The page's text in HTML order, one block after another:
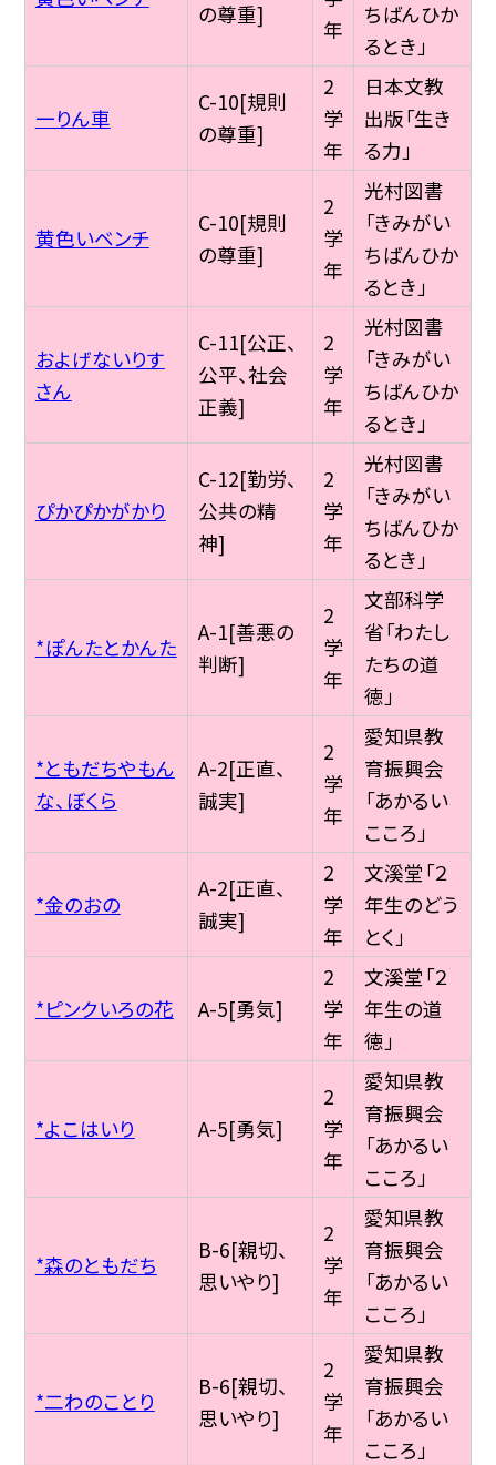
の尊重]
年
ちばんひか
るとき」
一りん車
C-10[規則
の尊重]
2
学
年
日本文教
出版「生き
る力」
黄色いベンチ
C-10[規則
の尊重]
2
学
年
光村図書
「きみがい
ちばんひか
るとき」
およげないりす
さん
C-11[公正、
公平、社会
正義]
2
学
年
光村図書
「きみがい
ちばんひか
るとき」
ぴかぴかがかり
C-12[勤労、
公共の精
神]
2
学
年
光村図書
「きみがい
ちばんひか
るとき」
*ぽんたとかんた
A-1[善悪の
判断]
2
学
年
文部科学
省「わたし
たちの道
徳」
*ともだちやもん
な、ぼくら
A-2[正直、
誠実]
2
学
年
愛知県教
育振興会
「あかるい
こころ」
*金のおの
A-2[正直、
誠実]
2
学
年
文溪堂「２
年生のどう
とく」
*ピンクいろの花 A-5[勇気]
2
学
年
文溪堂「２
年生の道
徳」
*よこはいり A-5[勇気]
2
学
年
愛知県教
育振興会
「あかるい
こころ」
*森のともだち
B-6[親切、
思いやり]
2
学
年
愛知県教
育振興会
「あかるい
こころ」
*二わのことり
B-6[親切、
思いやり]
2
学
年
愛知県教
育振興会
「あかるい
こころ」